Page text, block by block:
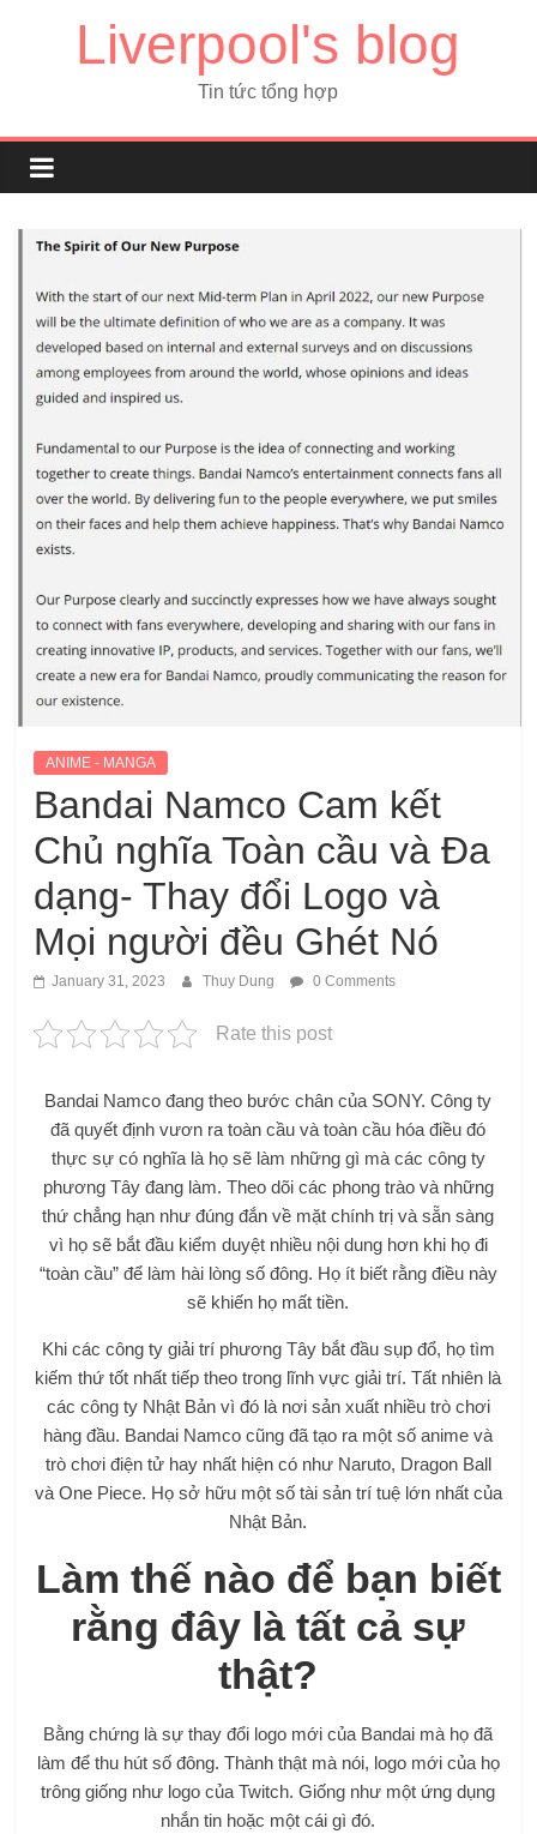
Liverpool's blog
Tin tức tổng hợp
ANIME - MANGA
Bandai Namco Cam kết
Chủ nghĩa Toàn cầu và Đa
dạng- Thay đổi Logo và
Mọi người đều Ghét Nó
January 31, 2023 Thuy Dung 0 Comments
Rate this post
Bandai Namco đang theo bước chân của SONY. Công ty
đã quyết định vươn ra toàn cầu và toàn cầu hóa điều đó
thực sự có nghĩa là họ sẽ làm những gì mà các công ty
phương Tây đang làm. Theo dõi các phong trào và những
thứ chẳng hạn như đúng đắn về mặt chính trị và sẵn sàng
vì họ sẽ bắt đầu kiểm duyệt nhiều nội dung hơn khi họ đi
“toàn cầu” để làm hài lòng số đông. Họ ít biết rằng điều này
sẽ khiến họ mất tiền.
Khi các công ty giải trí phương Tây bắt đầu sụp đổ, họ tìm
kiếm thứ tốt nhất tiếp theo trong lĩnh vực giải trí. Tất nhiên là
các công ty Nhật Bản vì đó là nơi sản xuất nhiều trò chơi
hàng đầu. Bandai Namco cũng đã tạo ra một số anime và
trò chơi điện tử hay nhất hiện có như Naruto, Dragon Ball
và One Piece. Họ sở hữu một số tài sản trí tuệ lớn nhất của
Nhật Bản.
Làm thế nào để bạn biết
rằng đây là tất cả sự
thật?
Bằng chứng là sự thay đổi logo mới của Bandai mà họ đã
làm để thu hút số đông. Thành thật mà nói, logo mới của họ
trông giống như logo của Twitch. Giống như một ứng dụng
nhắn tin hoặc một cái gì đó.